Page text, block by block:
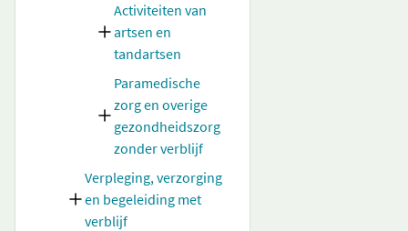
Activiteiten van
artsen en
tandartsen
Paramedische
zorg en overige
gezondheidszorg
zonder verblijf
Verpleging, verzorging
en begeleiding met
verblijf